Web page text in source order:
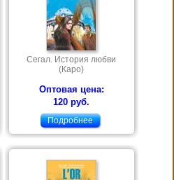
Сегал. История любви
(Каро)
Оптовая цена:
120 руб.
Подробнее